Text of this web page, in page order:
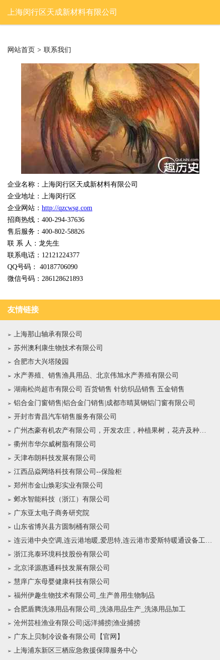
上海闵行区天成新材料有限公司
网站首页 > 联系我们
企业名称：上海闵行区天成新材料有限公司
企业地址：上海闵行区
企业网站： http://qzcwsg.com
招商热线：400-294-37636
售后服务：400-802-58826
联 系 人：龙先生
联系电话：12121224377
QQ号码： 40187706090
微信号码：286128621893
友情链接
上海那山轴承有限公司
苏州澳利康生物技术有限公司
合肥市大兴塔陵园
水产养殖、销售渔具用品、北京伟旭水产养殖有限公司
湖南松尚超市有限公司 百货销售 针纺织品销售 五金销售
铝合金门窗销售|铝合金门销售|成都市晴莫钢铝门窗有限公司
开封市青昌汽车销售服务有限公司
广州杰豪有机农产有限公司，开发农庄，种植果树，花卉及种苗繁殖，禽畜水产养殖及加工
衢州市华尔威树脂有限公司
天津布朗科技发展有限公司
江西品焱网络科技有限公司--保险柜
郑州市金山焕彩实业有限公司
邺水智能科技（浙江）有限公司
广东亚太电子商务研究院
山东省博兴县方圆制桶有限公司
连云港中央空调,连云港地暖,爱思特,连云港市爱斯特暖通设备工程有限公司
浙江兆泰环境科技股份有限公司
北京泽源惠通科技发展有限公司
慧庠广东母婴健康科技有限公司
福州伊趣生物技术有限公司_生产兽用生物制品
合肥盾腾洗涤用品有限公司_洗涤用品生产_洗涤用品加工
沧州芸桂渔业有限公司|远洋捕捞|渔业捕捞
广东上贝制冷设备有限公司【官网】
上海浦东新区三栖应急救援保障服务中心